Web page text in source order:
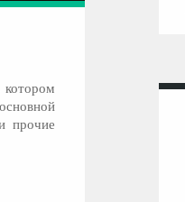
прочие